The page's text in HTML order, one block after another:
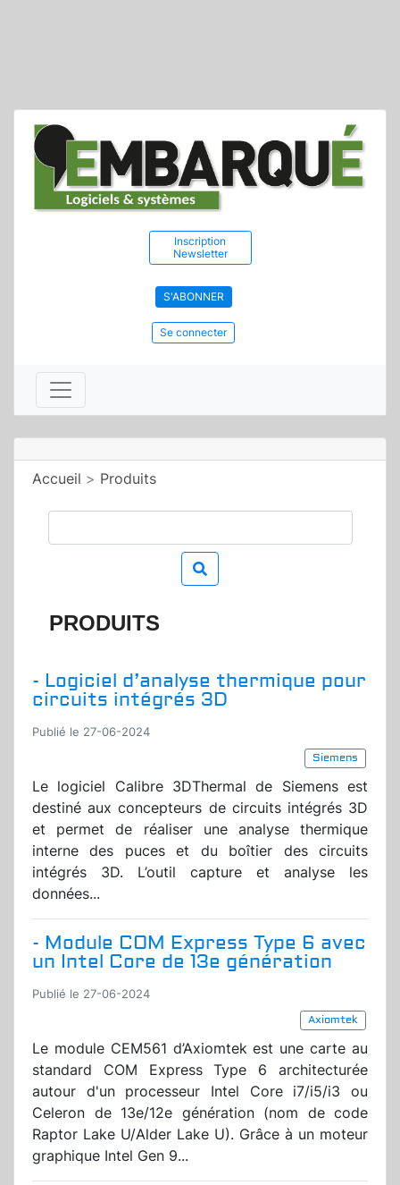
Inscription
Newsletter
S'ABONNER
Se connecter
Accueil > Produits
PRODUITS
- Logiciel d’analyse thermique pour
circuits intégrés 3D
Publié le 27-06-2024
Siemens
Le logiciel Calibre 3DThermal de Siemens est
destiné aux concepteurs de circuits intégrés 3D
et permet de réaliser une analyse thermique
interne des puces et du boîtier des circuits
intégrés 3D. L’outil capture et analyse les
données...
- Module COM Express Type 6 avec
un Intel Core de 13e génération
Publié le 27-06-2024
Axiomtek
Le module CEM561 d’Axiomtek est une carte au
standard COM Express Type 6 architecturée
autour d'un processeur Intel Core i7/i5/i3 ou
Celeron de 13e/12e génération (nom de code
Raptor Lake U/Alder Lake U). Grâce à un moteur
graphique Intel Gen 9...